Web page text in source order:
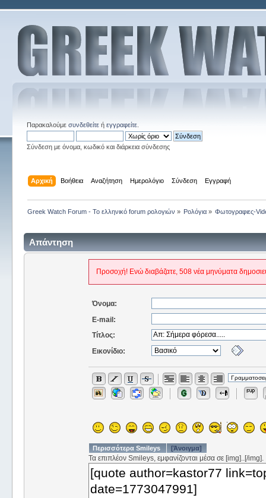
Παρακαλούμε συνδεθείτεή εγγραφείτε.
Σύνδεση με όνομα, κωδικό και διάρκεια σύνδεσης
Αρχική Βοήθεια Αναζήτηση Ημερολόγιο Σύνδεση Εγγραφή
Greek Watch Forum - Το ελληνικό forum ρολογιών » Ρολόγια » Φωτογραφιες-
Απάντηση
Προσοχή! Ενώ διαβάζατε, 508 νέα μηνύματα
Όνομα:
E-mail:
Τίτλος:
Εικονίδιο:
Περισσότερα Smileys [Άνοιγμα]
Τα επιπλέον Smileys, εμφανίζονται μέσα σε [img]..[/img].